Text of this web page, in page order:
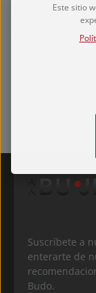
Hersteller
Suscríbete a
enterarte de
Budo.
Este sitio